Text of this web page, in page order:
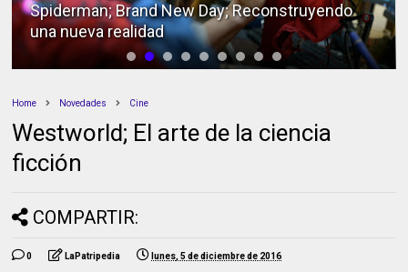
Spiderman; Brand New Day; Reconstruyendo
una nueva realidad
Home Novedades Cine
Westworld; El arte de la ciencia
ficción
COMPARTIR:
0 LaPatripedia lunes, 5 de diciembre de 2016